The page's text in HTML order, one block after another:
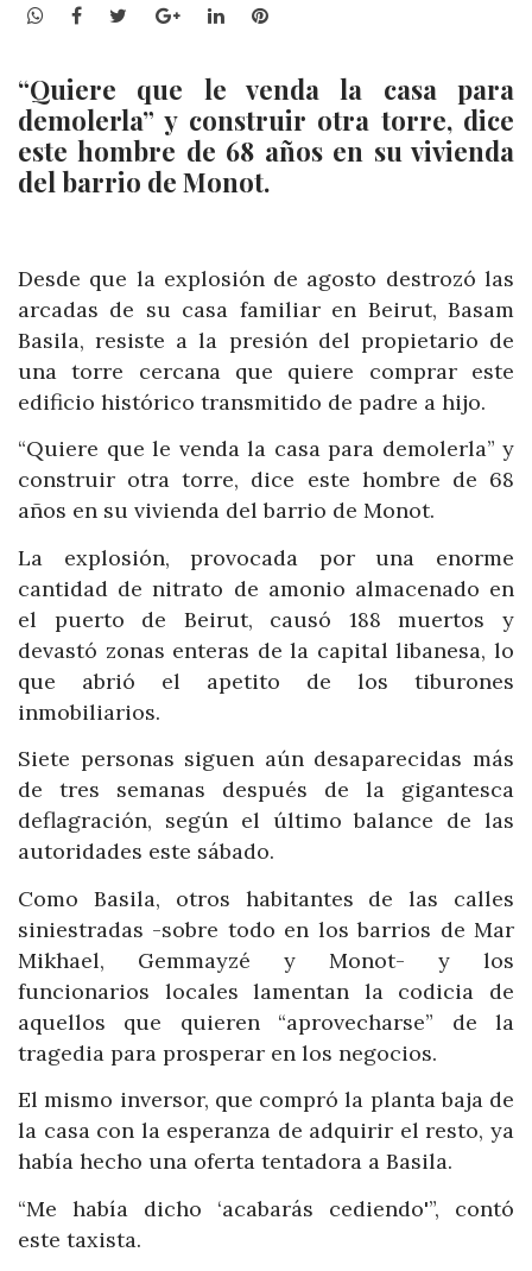
WhatsApp
Facebook
TwitterGoogle+LinkedInPinterest
“Quiere que le venda la casa para
demolerla” y construir otra torre, dice
este hombre de 68 años en su vivienda
del barrio de Monot.
Desde que la explosión de agosto destrozó las
arcadas de su casa familiar en Beirut, Basam
Basila, resiste a la presión del propietario de
una torre cercana que quiere comprar este
edificio histórico transmitido de padre a hijo.
“Quiere que le venda la casa para demolerla” y
construir otra torre, dice este hombre de 68
años en su vivienda del barrio de Monot.
La explosión, provocada por una enorme
cantidad de nitrato de amonio almacenado en
el puerto de Beirut, causó 188 muertos y
devastó zonas enteras de la capital libanesa, lo
que abrió el apetito de los tiburones
inmobiliarios.
Siete personas siguen aún desaparecidas más
de tres semanas después de la gigantesca
deflagración, según el último balance de las
autoridades este sábado.
Como Basila, otros habitantes de las calles
siniestradas -sobre todo en los barrios de Mar
Mikhael, Gemmayzé y Monot- y los
funcionarios locales lamentan la codicia de
aquellos que quieren “aprovecharse” de la
tragedia para prosperar en los negocios.
El mismo inversor, que compró la planta baja de
la casa con la esperanza de adquirir el resto, ya
había hecho una oferta tentadora a Basila.
“Me había dicho ‘acabarás cediendo'”, contó
este taxista.